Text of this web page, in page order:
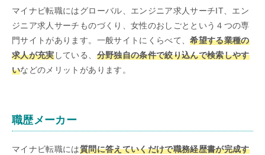
マイナビ転職にはグローバル、エンジニア求人サーチIT、エン
ジニア求人サーチものづくり、女性のおしごとという４つの専
門サイトがあります。一般サイトにくらべて、希望する業種の
求人が充実している、 分野独自の条件で絞り込んで検索しやす
いなどのメリットがあります。
職歴メーカー
マイナビ転職には質問に答えていくだけで職務経歴書が完成す